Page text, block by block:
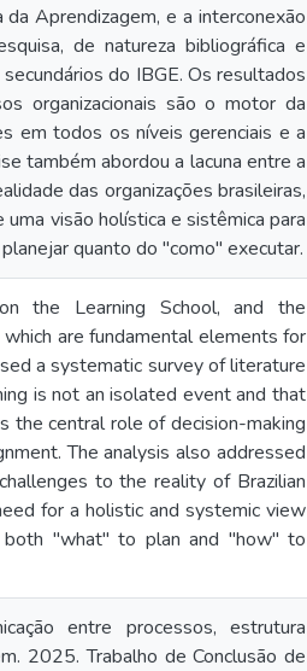
Aprendizagem, e a interconexão
de natureza bibliográfica e
do IBGE. Os resultados
organizacionais são o motor da
em todos os níveis gerenciais e a
também abordou a lacuna entre a
das organizações brasileiras,
visão holística e sistêmica para
quanto do "como" executar.
the Learning School, and the
are fundamental elements for
a systematic survey of literature
is not an isolated event and that
the central role of decision-making
The analysis also addressed
to the reality of Brazilian
for a holistic and systemic view
both "what" to plan and "how" to
entre processos, estrutura
2025. Trabalho de Conclusão de